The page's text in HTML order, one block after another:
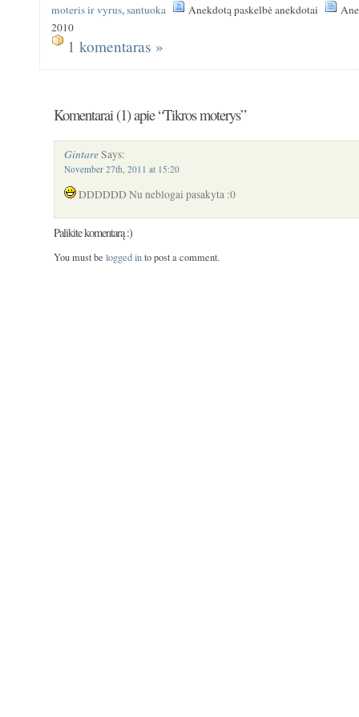
moteris ir vyrus,santuoka Anekdotą paskelbė anekdotai
2010
1 komentaras »
Komentarai (1) apie “Tikros moterys”
GintareSays:
November 27th, 2011 at 15:20
DDDDDD Nu neblogai pasakyta :0
Palikite komentarą :)
You must be logged into post a comment.